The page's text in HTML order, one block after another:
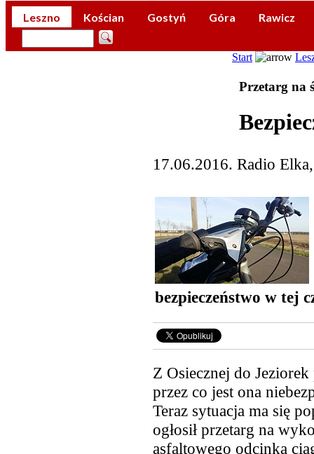
Leszno Kościan Gostyń Góra Rawicz
Start
Przetarg na
17.06.2016. Radio
bezpieczeństwo w tej
Z Osiecznej do
przez co jest ona
Terazsytuacja ma się
ogłosił przetarg na
asfaltowego odcinka